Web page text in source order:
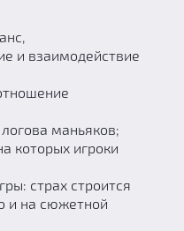
и взаимодействие
маньяков;
которых игроки
страх строится
и на сюжетной